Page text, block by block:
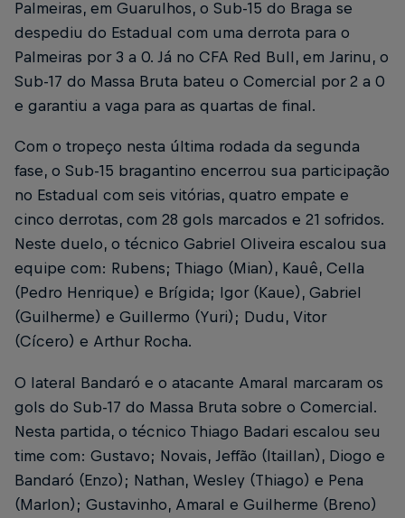
Palmeiras, em Guarulhos, o Sub-15 do Braga se
despediu do Estadual com uma derrota para o
Palmeiras por 3 a 0. Já no CFA Red Bull, em Jarinu, o
Sub-17 do Massa Bruta bateu o Comercial por 2 a 0
e garantiu a vaga para as quartas de final.
Com o tropeço nesta última rodada da segunda
fase, o Sub-15 bragantino encerrou sua participação
no Estadual com seis vitórias, quatro empate e
cinco derrotas, com 28 gols marcados e 21 sofridos.
Neste duelo, o técnico Gabriel Oliveira escalou sua
equipe com: Rubens; Thiago (Mian), Kauê, Cella
(Pedro Henrique) e Brígida; Igor (Kaue), Gabriel
(Guilherme) e Guillermo (Yuri); Dudu, Vitor
(Cícero) e Arthur Rocha.
O lateral Bandaró e o atacante Amaral marcaram os
gols do Sub-17 do Massa Bruta sobre o Comercial.
Nesta partida, o técnico Thiago Badari escalou seu
time com: Gustavo; Novais, Jeffão (Itaillan), Diogo e
Bandaró (Enzo); Nathan, Wesley (Thiago) e Pena
(Marlon); Gustavinho, Amaral e Guilherme (Breno)